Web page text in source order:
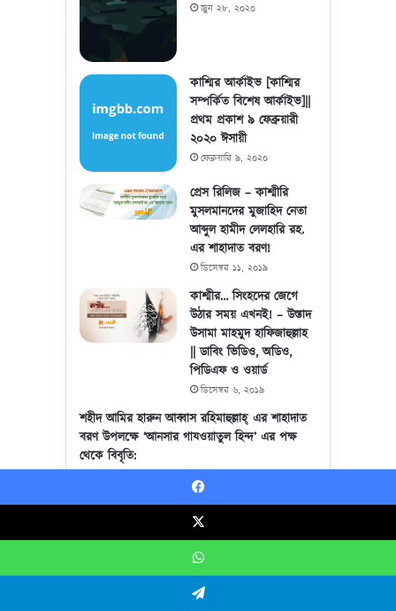
জুন ২৮, ২০২০
কাশ্মির আর্কাইভ [কাশ্মির
সম্পর্কিত বিশেষ আর্কাইভ]||
প্রথম প্রকাশ ৯ ফেব্রুয়ারী
২০২০ ঈসায়ী
ফেব্রুয়ারি ৯, ২০২০
প্রেস রিলিজ – কাশ্মীরি
মুসলমানদের মুজাহিদ নেতা
আব্দুল হামীদ লেলহারি রহ.
এর শাহাদাত বরণ!
ডিসেম্বর ১১, ২০১৯
কাশ্মীর… সিংহদের জেগে
উঠার সময় এখনই! – উস্তাদ
উসামা মাহমুদ হাফিজাহুল্লাহ
|| ডাবিং ভিডিও, অডিও,
পিডিএফ ও ওয়ার্ড
ডিসেম্বর ৬, ২০১৯
শহীদ আমির হারুন আব্বাস রহিমাহুল্লাহ্ এর শাহাদাত
বরণ উপলক্ষে ‘আনসার গাযওয়াতুল হিন্দ’ এর পক্ষ
থেকে বিবৃতি:
কেমন কাটছে কাশ্মিরের দিনকাল by Ummah News
সেপ্টেম্বর ১, ২০১৯
Show More
Facebook
X
WhatsApp